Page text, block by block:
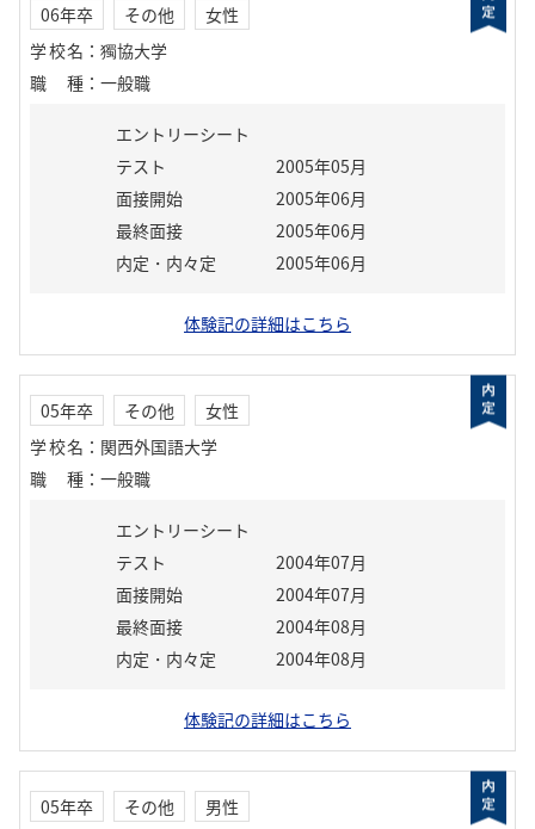
06年卒 その他
女性
学校名 ： 獨協大学
職種 ： 一般職
エントリーシート
テスト
2005年05月
面接開始
2005年06月
最終面接
2005年06月
内定・内々定
2005年06月
体験記の詳細はこちら
05年卒 その他
女性
学校名 ： 関西外国語大学
職種 ： 一般職
エントリーシート
テスト
2004年07月
面接開始
2004年07月
最終面接
2004年08月
内定・内々定
2004年08月
体験記の詳細はこちら
05年卒 その他
男性